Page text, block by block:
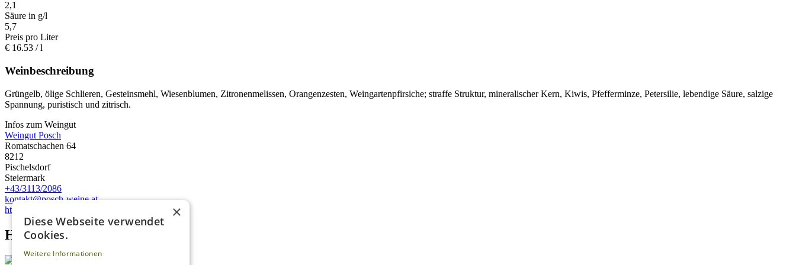
2,1
Säure in g/l
5,7
Preis pro Liter
€ 16.53 / l
Weinbeschreibung
Grüngelb, ölige Schlieren, Gesteinsmehl, Wiesenblumen, Zitronenmelissen, Orangenzesten, Weingartenpfirsiche; straffe Struktur, mineralischer Kern, Kiwis, Pfefferminze, Petersilie, lebendige Säure, salzige
Spannung, puristisch und zitrisch.
Infos zum Weingut
Weingut Posch
Romatschachen 64
8212
Pischelsdorf
Steiermark
+43/3113/2086
kontakt@posch-weine.at
https://www.posch-weine.at
Homepage advert block
×
Diese Webseite verwendet
Cookies.
Weitere Informationen